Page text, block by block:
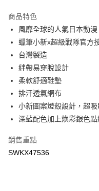
２．訂單成立數日內，您將收到
３．收到繳費通知簡訊後14天
ATM／網路銀行／等多元方式
※ 請注意：結帳手續完成當下
購買商品的店家。未經商家同
後付繳納相關費用。
※ 交易是否成功請以「AFTEE
是否繳費成功／繳費後需取消
客戶支援中心」https://
１．透過由恩沛科技股份有限
權轉讓予恩沛科技股份有限公司
２．關於個人資料處理事宜，請
每筆NT$9,999，滿
付款後7-11取貨(追蹤碼前面
每筆NT$90，滿NT$799(含
宅配運費
每筆NT$90，滿NT$699(含
商品特色
風靡全球的人氣日本動漫
蠟筆小新x超級戰隊官方
台灣製造
絆帶易穿脫設計
柔軟舒適鞋墊
排汗透氣網布
小新圖案燈殼設計，超吸
深藍配色加上煥彩銀色
銷售重點
SWKX47536